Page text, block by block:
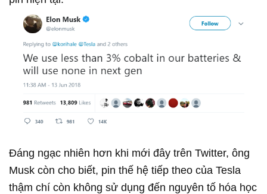
Đáng ngạc nhiên hơn khi mới đây trên Twitter, ông
Musk còn cho biết, pin thế hệ tiếp theo của Tesla
thậm chí còn không sử dụng đến nguyên tố hóa học